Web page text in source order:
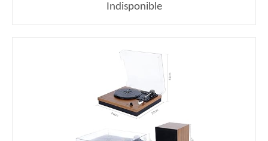
Indisponible